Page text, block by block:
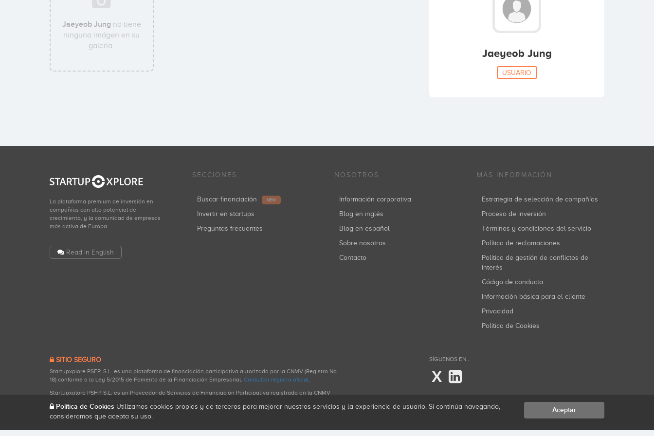
Jaeyeob Jung no tiene
ninguna imágen en su
galería.
Jaeyeob Jung
USUARIO
La plataforma premium de inversión en
compañías con alto potencial de
crecimiento, y la comunidad de empresas
más activa de Europa.
Read in English
SECCIONES
Buscar financiación NEW
Invertir en startups
Preguntas frecuentes
NOSOTROS
Información corporativa
Blog en inglés
Blog en español
Sobre nosotros
Contacto
MÁS INFORMACIÓN
Estrategia de selección de compañías
Proceso de inversión
Términos y condiciones del servicio
Política de reclamaciones
Política de gestión de conflictos de
interés
Código de conducta
Información básica para el cliente
Privacidad
Política de Cookies
SITIO SEGURO
Startupxplore PSFP, S.L. es una plataforma de financiación participativa autorizada por la CNMV (Registro No.
18) conforme a la Ley 5/2015 de Fomento de la Financiación Empresarial. Consultar registro oficial.
Startupxplore PSFP, S.L. es un Proveedor de Servicios de Financiación Participativa registrado en la CNMV
SÍGUENOS EN...
X
Política de Cookies Utilizamos cookies propias y de terceros para mejorar nuestros servicios y la experiencia de usuario. Si continúa navegando,
consideramos que acepta su uso.
Aceptar